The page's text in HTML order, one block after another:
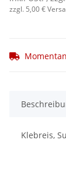
zzgl. 5,00 €
Klebreis,